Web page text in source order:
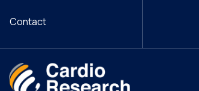
Contact